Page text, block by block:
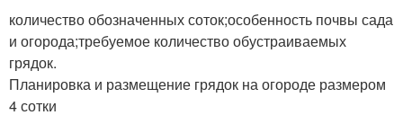
количество обозначенных соток;особенность почвы сада
и огорода;требуемое количество обустраиваемых
грядок.
Планировка и размещение грядок на огороде размером
4 сотки